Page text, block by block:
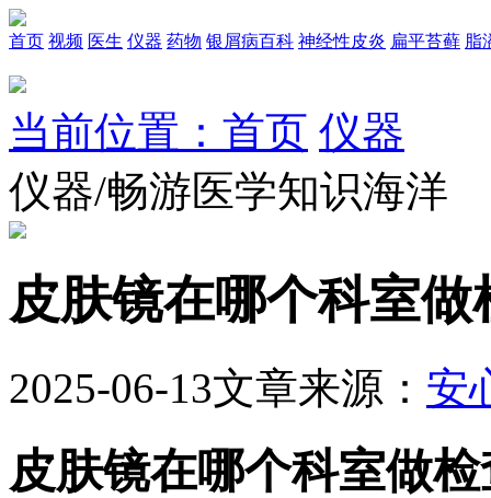
首页 视频 医生 仪器 药物 银屑病百科 神经性皮炎 扁平苔藓 脂
当前位置：首页 仪器
仪器/畅游医学知识海洋
皮肤镜在哪个科室做
2025-06-13文章来源： 安
皮肤镜在哪个科室做检